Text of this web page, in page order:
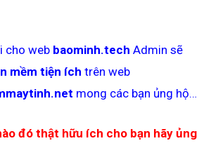
cho web baominh.tech Admin sẽ
mềm tiện ích trên web
mong các bạn ủng hộ…
đó thật hữu ích cho bạn hãy ủng